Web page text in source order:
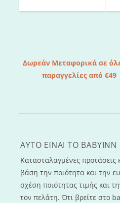
Δωρεάν Μεταφορικά σε
παραγγελίες από €49
AYTO EINAI TO ΒΑΒΥΙΝΝ
Κατασταλαγμένες προτάσεις
βάση την ποιότητα και την
σχέση ποιότητας τιμής και
τον πελάτη. Ότι βρείτε στο